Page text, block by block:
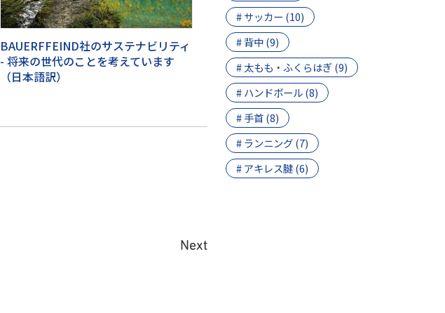
BAUERFFEIND社のサステナビリティ
- 将来の世代のことを考えています
（日本語訳）
Next
# サッカー (10)
# 背中 (9)
# 太もも・ふくらはぎ (9)
# ハンドボール (8)
# 手首 (8)
# ランニング (7)
# アキレス腱 (6)